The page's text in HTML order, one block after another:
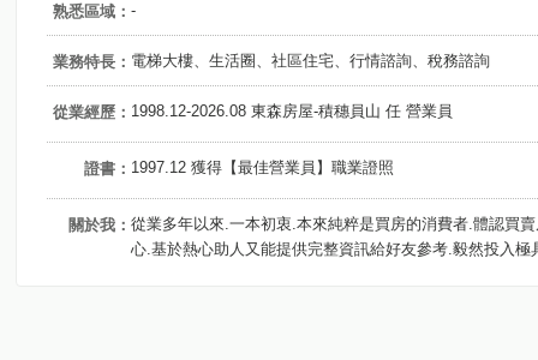
熟悉區域： -
業務特長： 電梯大樓、生活圈、社區住宅、行情諮詢、稅務諮詢
從業經歷： 1998.12-2026.08 東森房屋-積穗員山 任 營業員
證書： 1997.12 獲得【最佳營業員】職業證照
關於我： 從業多年以來.一本初衷.本來純粹是買房的消費者.體認買
心.基於熱心助人又能提供完整資訊給好友參考.毅然投入